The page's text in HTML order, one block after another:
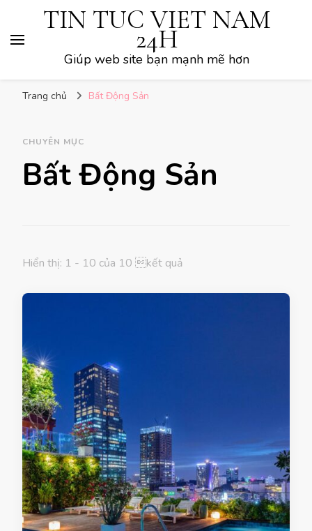
TIN TUC VIET NAM
24H
Giúp web site bạn mạnh mẽ hơn
Trang chủ Bất Động Sản
CHUYÊN MỤC
Bất Động Sản
Hiển thị: 1 - 10 của 10 kết quả